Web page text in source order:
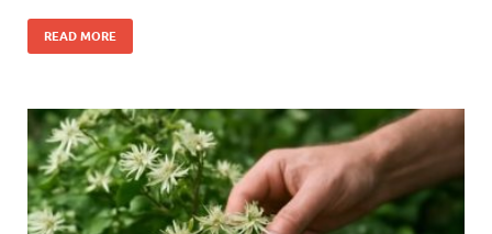
READ MORE